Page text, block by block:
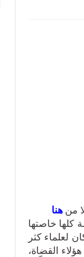
هنا
كلها خاصتها
لعلماء كثر
القضاة،